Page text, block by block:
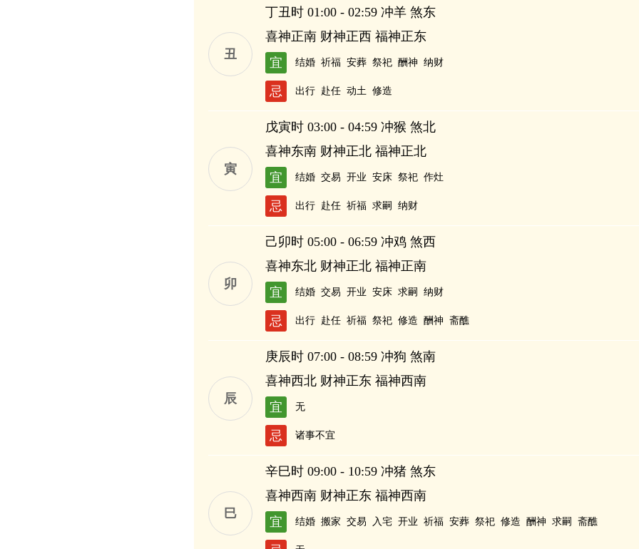
丑
丁丑时 01:00 - 02:59 冲羊 煞东
喜神正南 财神正西 福神正东
宜
结婚 祈福 安葬 祭祀 酬神 纳财
忌 出行 赴任 动土 修造
寅
戊寅时 03:00 - 04:59 冲猴 煞北
喜神东南 财神正北 福神正北
宜
结婚 交易 开业 安床 祭祀 作灶
忌 出行 赴任 祈福 求嗣 纳财
卯
己卯时 05:00 - 06:59 冲鸡 煞西
喜神东北 财神正北 福神正南
宜
结婚 交易 开业 安床 求嗣 纳财
忌 出行 赴任 祈福 祭祀 修造 酬神 斋醮
辰
庚辰时 07:00 - 08:59 冲狗 煞南
喜神西北 财神正东 福神西南
宜
无
忌 诸事不宜
巳
辛巳时 09:00 - 10:59 冲猪 煞东
喜神西南 财神正东 福神西南
宜
结婚 搬家 交易 入宅 开业 祈福 安葬 祭祀 修造 酬神 求嗣 斋醮